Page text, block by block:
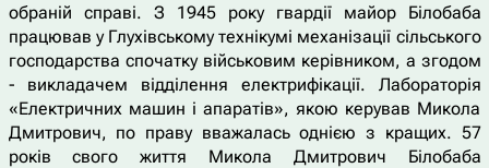
обраній справі. З 1945 року гвардії майор Білобаба
працював у Глухівському технікумі механізації сільського
господарства спочатку військовим керівником, а згодом
- викладачем відділення електрифікації. Лабораторія
«Електричних машин і апаратів», якою керував Микола
Дмитрович, по праву вважалась однією з кращих. 57
років свого життя Микола Дмитрович Білобаба